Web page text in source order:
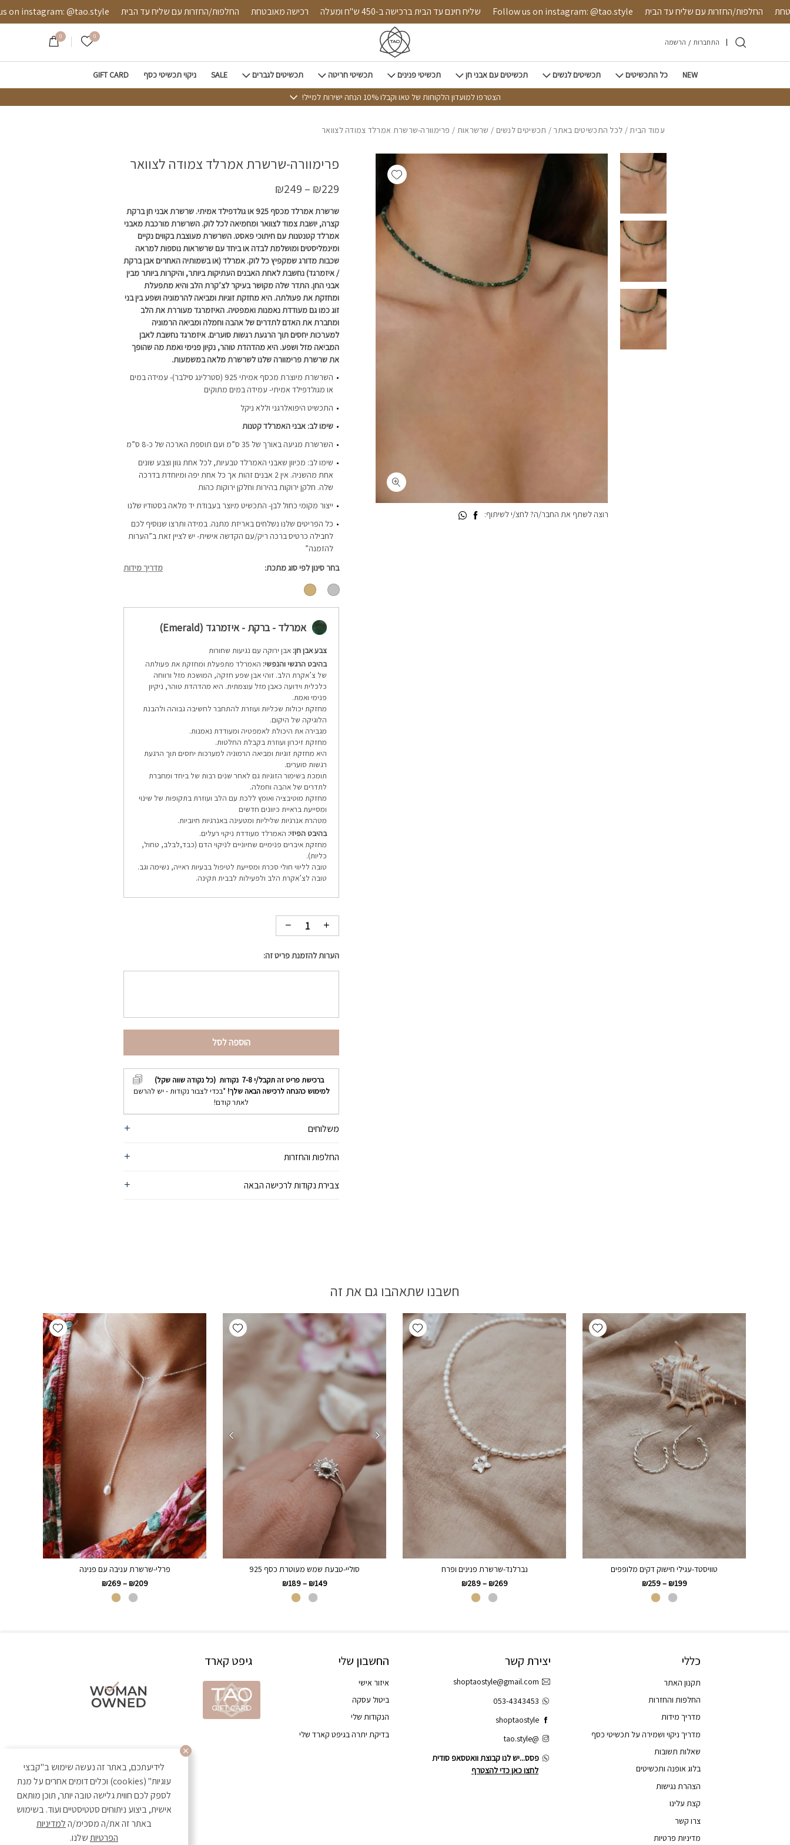
Skip to Content
מאובטחת החלפות/החזרות עם שליח עד הבית Follow us on instagram: @tao.style שליח חינם עד הבית ברכישה ב-450 ש"ח ומעלה רכישה מאובטחת החלפות/החזרות עם שליח עד הבית @tao.style
0 הרשימה שלי
0
התחברות / הרשמה
NEW כל התכשיטים תכשיטים לנשים תכשיטים עם אבני חן תכשיטי פנינים תכשיטי חריטה תכשיטים לגברים SALE ניקוי תכשיטי כסף GIFT CARD
הצטרפו למועדון הלקוחות של טאו וקבלו 10% הנחה ישירות למייל!
עמוד הבית/ לכל התכשיטים באתר / תכשיטים לנשים / שרשראות / פרימוורה-שרשרת אמרלד צמודה לצוואר
פרימוורה-שרשרת אמרלד צמודה לצוואר
₪229
–
₪249
שרשרת אמרלד מכסף 925 או גולדפילד אמיתי. שרשרת אבני חן ברקת
קצרה, יושבת צמוד לצוואר ומחמיאה לכל לוק. השרשרת מורכבת מאבני
אמרלד קטנטנות עם חיתוכי פאסט. השרשרת מעוצבת בקווים נקיים
ומינמליסטים ומושלמת לבדה או ביחד עם שרשראות נוספות למראה
שכבות מדורג שמקפיץ כל לוק. אמרלד (או בשמותיה האחרים אבן ברקת
/ איזמרגד) נחשבת לאחת האבנים העתיקות ביותר, והיקרות ביותר מבין
אבני החן. התדר שלה מקושר בעיקר לצ’קרת הלב והיא מתפעלת
ומחזקת את פעולתה. היא מחזקת זוגיות ומביאה להרמוניה ושפע בין בני
זוג כמו גם מעודדת נאמנות ואמפטיה. האיזמרגד מעוררת את הלב
ומחברת את האדם לתדרים של אהבה וחמלה ומביאה הרמוניה
למערכות יחסים תוך הרגעת רגשות סוערים. איזמרגד נחשבת לאבן
המביאה מזל ושפע. היא מהדהדת טוהר, נקיון פנימי ואמת מה שהופך
את שרשרת פרימוורה שלנו לשרשרת מלאה במשמעות.
השרשרת מיוצרת מכסף אמיתי 925 (סטרלינג סילבר)- עמידה במים
או מגולדפילד אמיתי- עמידה במים מתוקים
התכשיט היפואלרגני וללא ניקל
שימו לב: אבני האמרלד קטנות
השרשרת מגיעה באורך של 35 ס”מ ועם תוספת הארכה של כ-8 ס”מ
שימו לב: מכיוון שאבני האמרלד טבעיות, לכל אחת גוון וצבע שונים
אחת מהשניה. אין 2 אבנים זהות אך כל אחת יפה ומיוחדת בדרכה
שלה. חלקן ירוקות בהירות וחלקן ירוקות כהות
ייצור מקומי כחול לבן- התכשיט מיוצר בעבודת יד מלאה בסטודיו שלנו
כל הפריטים שלנו נשלחים באריזת מתנה. במידה ותרצו שנוסיף לכם
לחבילה כרטיס ברכה ריק/עם הקדשה אישית- יש לציין זאת ב”הערות
להזמנה”
בחר סינון לפי סוג מתכת
מדריך מידות
אמרלד - ברקת - איזמרגד (Emerald)
צבע אבן חן: אבן ירוקה עם נגיעות שחורות
בהיבט הרגשי והנפשי: האמרלד מתפעלת ומחזקת את פעולתה
של צ’אקרת הלב. זוהי אבן שפע חזקה, המושכת מזל ורווחה
כלכלית וידועה כאבן מזל עוצמתית. היא מהדהדת טוהר, ניקיון
פנימי ואמת.
מחזקת יכולות שכליות ועוזרת להתחבר לחשיבה גבוהה ולהבנת
הלוגיקה של היקום.
מגבירה את היכולת לאמפטיה ומעודדת נאמנות.
מחזקת זיכרון ועוזרת בקבלת החלטות.
היא מחזקת זוגיות ומביאה הרמוניה למערכות יחסים תוך הרגעת
רגשות סוערים.
תומכת בשימור הזוגיות גם לאחר שנים רבות של ביחד ומחברת
לתדרים של אהבה וחמלה.
מחזקת מוטיבציה ואומץ ללכת עם הלב ועוזרת בתקופות של שינוי
ומסייעת בראיית כיוונים חדשים
מטהרת אנרגיות שליליות ומטעינה באנרגיות חיוביות.
בהיבט הפיזי: האמרלד מעודדת ניקוי רעלים.
מחזקת איברים פנימיים שחיוניים לניקוי הדם (כבד,לבלב, טחול,
כליות).
טובה לליווי חולי סכרת ומסייעת לטיפול בבעיות ראייה, נשימה וגב.
טובה לצ’אקרת הלב ולפעילות לבבית תקינה.
הערות להזמנת פריט זה:
הוספה לסל
ברכישת פריט זה תקבל/י7-8 נקודות (כל נקודה שווה שקל)
למימוש כהנחה לרכישה הבאה שלך! *בכדי לצבור נקודות - יש להרשם
לאתר קודם!
משלוחים
החלפות והחזרות
צבירת נקודות לרכישה הבאה
Add wishlist
רוצה לשתף את החבר/ה? לחצ/י לשיתוף:
חשבנו שתאהבו גם את זה
Add wishlist
טוויסטד-עגילי חישוק דקים מלופפים
₪199
–
₪259
Add wishlist
נברלנד-שרשרת פנינים ופרח
₪269
–
₪289
Add wishlist
סוליי-טבעת שמש מעוטרת כסף 925
₪149
–
₪189
Add wishlist
פרלי-שרשרת עניבה עם פנינה
₪209
–
₪269
כללי
תקנון האתר
החלפות והחזרות
מדריך מידות
מדריך ניקוי ושמירה על תכשיטי כסף
שאלות תשובות
בלוג אופנה ותכשיטים
הצהרת נגישות
קצת עלינו
צרו קשר
מדיניות פרטיות
החשבון שלי
איזור אישי
ביטול עסקה
הנקודות שלי
בדיקת יתרה בגיפט קארד שלי
יצירת קשר
shoptaostyle@gmail.com
053-4343453
shoptaostyle
@tao.style
פסס...יש לנו קבוצת וואטסאפ סודית
לחצו כאן כדי להצטרף
גיפט קארד
בחזרה למעלה
לידיעתכם, באתר זה נעשה שימוש ב"קבצי
עוגיות" (cookies) וכלים דומים אחרים על מנת
לספק לכם חווית גלישה טובה יותר, תוכן מותאם
אישית, ביצוע ניתוחים סטטיסטיים ועוד. בשימוש
באתר זה את/ה מסכימ/הלמדיניות
הפרטיותשלנו.